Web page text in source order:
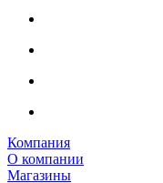
Компания
О компании
Магазины